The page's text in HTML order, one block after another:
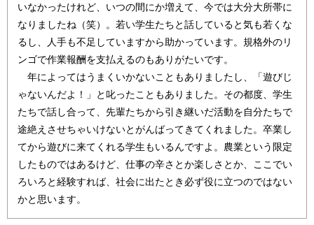
いなかったけれど、いつの間にか増えて、今では大分大所帯に
なりましたね（笑）。若い学生たちと話していると気も若くな
るし、人手も不足していますから助かっています。規格外のリ
ンゴで作業報酬を支払えるのもありがたいです。
年によってはうまくいかないこともありましたし、「遊びじ
ゃないんだよ！」と叱ったこともありました。その都度、学生
たちで話し合って、先輩たちから引き継いだ活動を自分たちで
途絶えさせちゃいけないとがんばってきてくれました。卒業し
てから遊びに来てくれる学生もいるんですよ。農業という限定
したものではあるけど、仕事の辛さとか楽しさとか、ここでい
ろいろと経験すれば、社会に出たとき必ず役に立つのではない
かと思います。